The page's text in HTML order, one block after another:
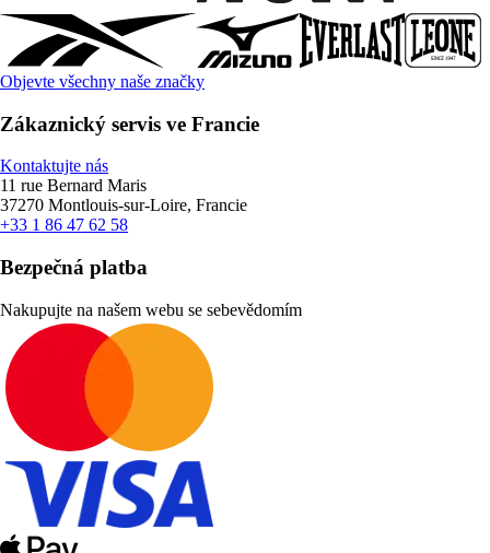
Objevte všechny naše značky
Zákaznický servis ve Francie
Kontaktujte nás
11 rue Bernard Maris
37270 Montlouis-sur-Loire, Francie
+33 1 86 47 62 58
Bezpečná platba
Nakupujte na našem webu se sebevědomím